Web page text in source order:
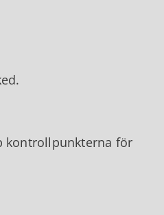
kontrollpunkterna för